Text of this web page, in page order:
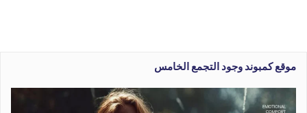
موقع كمبوند وجود التجمع الخامس